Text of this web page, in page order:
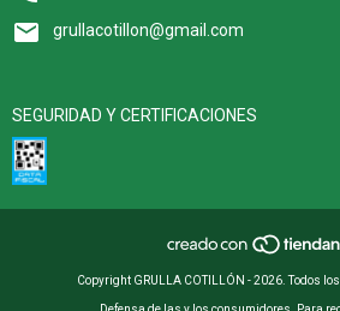
grullacotillon@gmail.com
SEGURIDAD Y CERTIFICACIONES
Copyright GRULLA COTILLÓN - 2026. Todos